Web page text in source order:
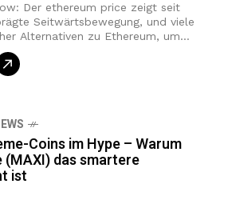
Der ethereum price zeigt seit
Seitwärtsbewegung, und viele
Alternativen zu Ethereum, um
Die Marktstimmung hat sich
Coins im Hype – Warum
(MAXI) das smartere
ist